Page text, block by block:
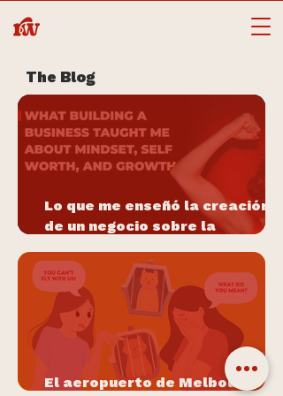
The Blog
Lo que me enseñó la creación
de un negocio sobre la
crecimiento.
El aeropuerto de Melbourne y